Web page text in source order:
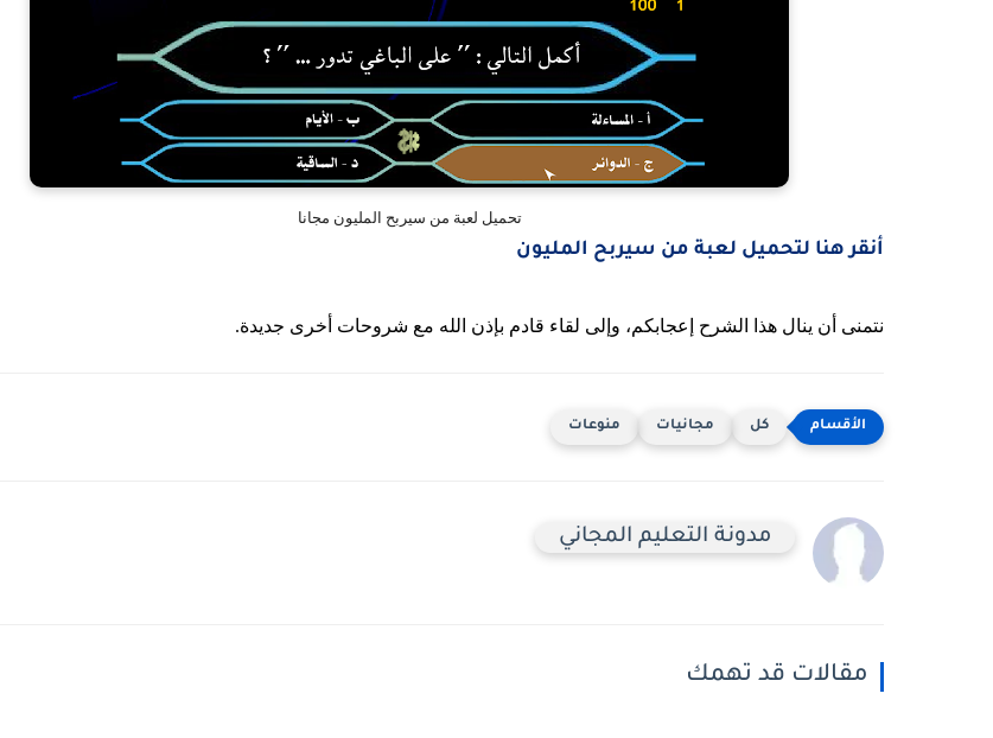
تحميل لعبة من سيربح المليون مجانا
أنقر هنا لتحميل لعبة من سيربح المليون
نتمنى أن ينال هذا الشرح إعجابكم، وإلى لقاء قادم بإذن الله مع شروحات أخرى جديدة.
كل مجانيات منوعات
مدونة التعليم المجاني
مقالات قد تهمك